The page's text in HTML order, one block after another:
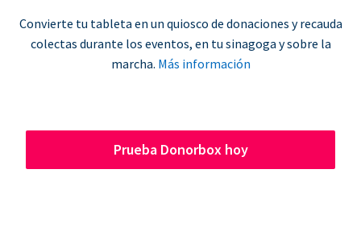
Convierte tu tableta en un quiosco de donaciones y recauda
colectas durante los eventos, en tu sinagoga y sobre la
marcha. Más información
Prueba Donorbox hoy